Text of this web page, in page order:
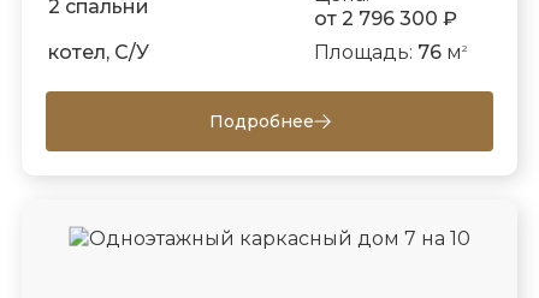
2 спальни
от 2 796 300 ₽
котел, С/У
Площадь: 76м 2
Подробнее